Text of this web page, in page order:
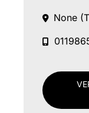
None